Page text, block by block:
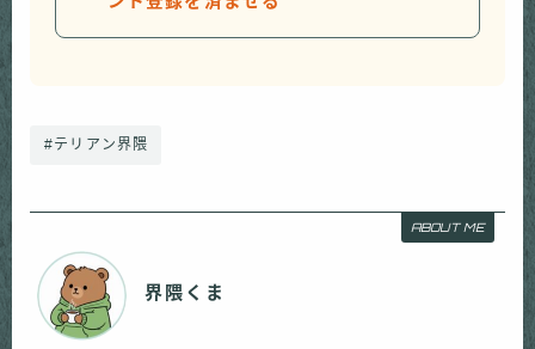
#テリアン界隈
ABOUT ME
界隈くま